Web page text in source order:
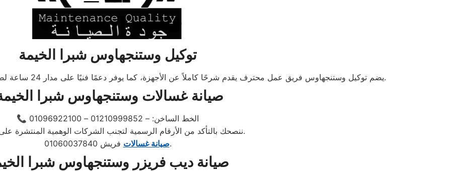
توكيل وستنجهاوس شبرا الخيمة
يضم توكيل وستنجهاوس فريق عمل محترف يقدم شرحًا كاملاً عن الأجهزة، كما يوفر دعمًا فنيًا على مدار 24 ساعة لصيانة جميع الأجهزة بمهنية عالية وخدمة منزلية فورية.
صيانة غسالات وستنجهاوس شبرا
📞 الخط الساخن: – 01210999852 – 01096922100
ننصحك بالتأكد من الأرقام الرسمية لتجنب الشركات الوهمية المنتشرة على الإنترنت.
صيانة غسالاتفريش 01060037840.
صيانة ديب فريزر وستنجهاوس شبرا